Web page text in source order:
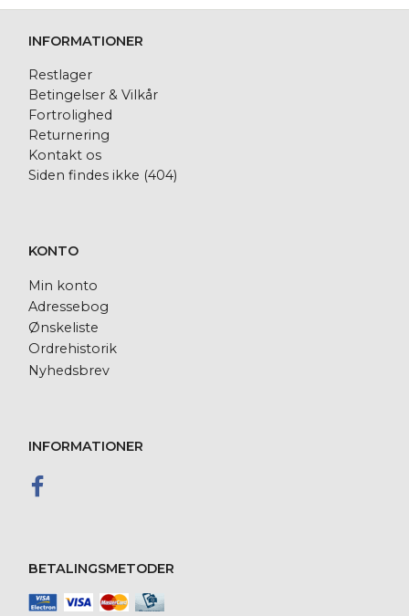
INFORMATIONER
Restlager
Betingelser & Vilkår
Fortrolighed
Returnering
Kontakt os
Siden findes ikke (404)
KONTO
Min konto
Adressebog
Ønskeliste
Ordrehistorik
Nyhedsbrev
INFORMATIONER
BETALINGSMETODER